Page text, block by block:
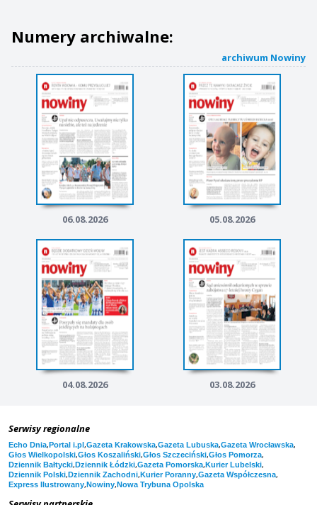
Numery archiwalne:
archiwum Nowiny
06.08.2026 05.08.2026
04.08.2026 03.08.2026
Serwisy regionalne
Echo Dnia,Portal i.pl,Gazeta Krakowska,Gazeta Lubuska,Gazeta Wrocławska,
Głos Wielkopolski,Głos Koszaliński,Głos Szczeciński,Głos Pomorza,
Dziennik Bałtycki,Dziennik Łódzki,Gazeta Pomorska,Kurier Lubelski,
Dziennik Polski,Dziennik Zachodni,Kurier Poranny,Gazeta Współczesna,
Express Ilustrowany,Nowiny,Nowa Trybuna Opolska